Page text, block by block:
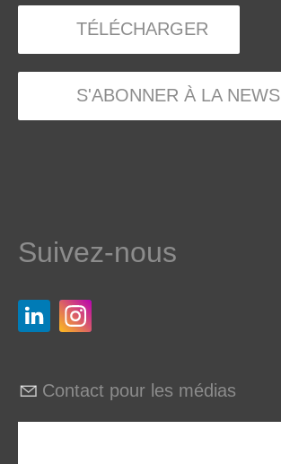
TÉLÉCHARGER
S'ABONNER À LA
Suivez-nous
Contact pour les médias